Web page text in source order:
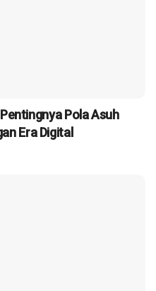
Pola Asuh
Era Digital